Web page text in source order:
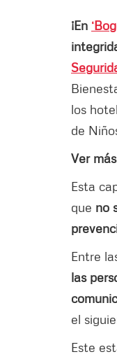
¡En
los
de
Ver
Esta
que no
Entre
las
el
Este